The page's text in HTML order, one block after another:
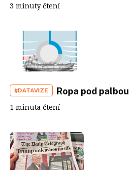
3 minuty čtení
#DATAVIZE Ropa pod palbou
1 minuta čtení